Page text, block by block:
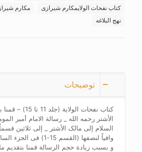
کتاب نفحات الولایمکارم شیرازی
مکارم
نهج البلاغه
توضیحات
کتاب نفحات
الأشتر رحمه الله _ رسالة الامام أمیر
السلام إلی مالک الأشتر _ إلی ثلاثین
وافیاً لنصفها (القسم 15-